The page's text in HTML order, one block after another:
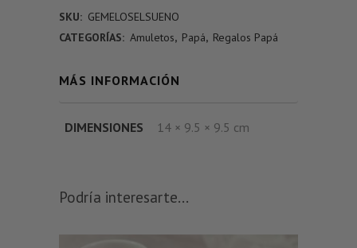
SKU: GEMELOSELSUENO
CATEGORÍAS: Amuletos, Papá, Regalos Papá
MÁS INFORMACIÓN
DIMENSIONES 14 × 9.5 × 9.5 cm
Podría interesarte...